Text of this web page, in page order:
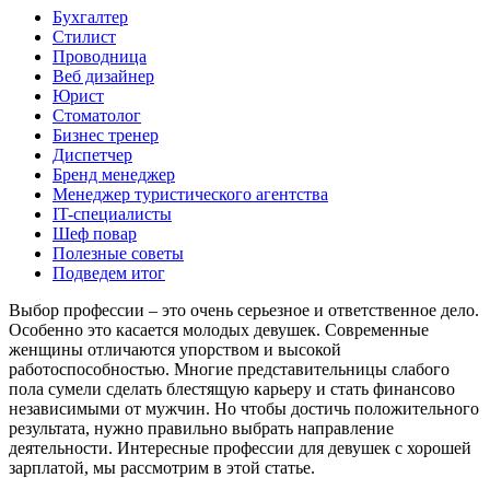
Бухгалтер
Стилист
Проводница
Веб дизайнер
Юрист
Стоматолог
Бизнес тренер
Диспетчер
Бренд менеджер
Менеджер туристического агентства
IT-специалисты
Шеф повар
Полезные советы
Подведем итог
Выбор профессии – это очень серьезное и ответственное дело.
Особенно это касается молодых девушек. Современные
женщины отличаются упорством и высокой
работоспособностью. Многие представительницы слабого
пола сумели сделать блестящую карьеру и стать финансово
независимыми от мужчин. Но чтобы достичь положительного
результата, нужно правильно выбрать направление
деятельности. Интересные профессии для девушек с хорошей
зарплатой, мы рассмотрим в этой статье.